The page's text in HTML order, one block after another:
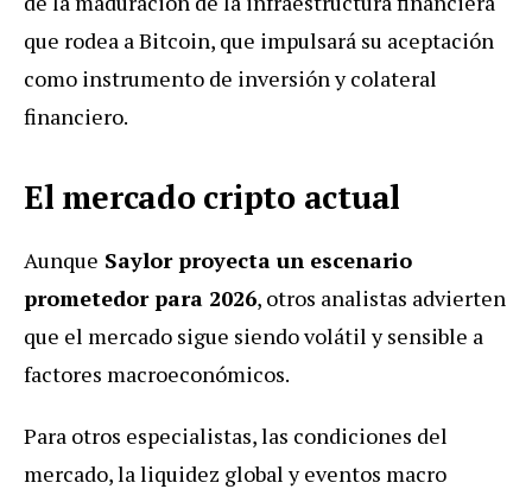
que rodea a Bitcoin, que impulsará su aceptación
como instrumento de inversión y colateral
financiero.
El mercado cripto actual
Aunque Saylor proyecta un escenario
prometedor para 2026, otros analistas advierten
que el mercado sigue siendo volátil y sensible a
factores macroeconómicos.
Para otros especialistas, las condiciones del
mercado, la liquidez global y eventos macro